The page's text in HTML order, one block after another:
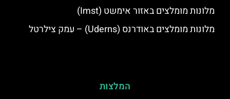
מלונות מומלצים באזור אימשט (Imst)
מלונות מומלצים באודרנס (Uderns) – עמק צילרטל
המלצות